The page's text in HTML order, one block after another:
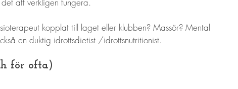
kopplat till laget eller klubben? Massör? Mental
en duktig idrottsdietist /idrottsnutritionist.
för ofta)